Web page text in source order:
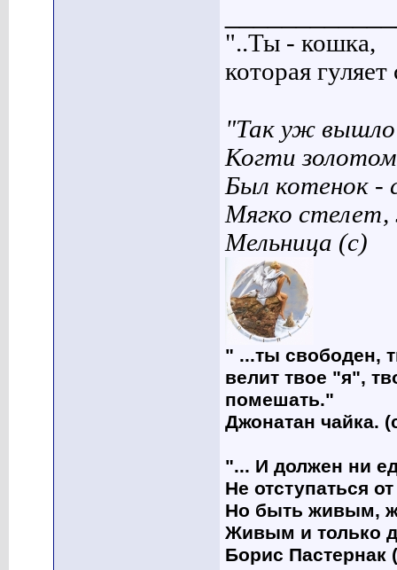
"..Ты - кошка,
которая
"Так уж вышло
Когти
Был котенок -
Мягко
Мельница (с)
" ...ты свободен,
велит твое "я",
помешать."
Джонатан чайка.
"... И должен ни
Не отступаться
Но быть живым,
Живым и только
Борис Пастернак